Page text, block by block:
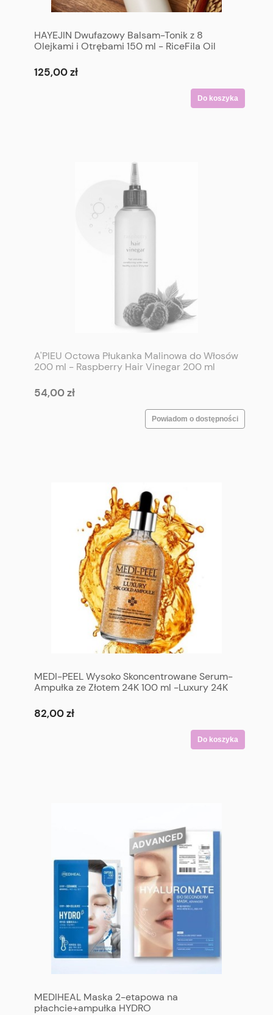
HAYEJIN Dwufazowy Balsam-Tonik z 8
Olejkami i Otrębami 150 ml - RiceFila Oil
125,00 zł
Do koszyka
A'PIEU Octowa Płukanka Malinowa do Włosów
200 ml - Raspberry Hair Vinegar 200 ml
54,00 zł
Powiadom o dostępności
MEDI-PEEL Wysoko Skoncentrowane Serum-
Ampułka ze Złotem 24K 100 ml -Luxury 24K
82,00 zł
Do koszyka
MEDIHEAL Maska 2-etapowa na
płachcie+ampułka HYDRO